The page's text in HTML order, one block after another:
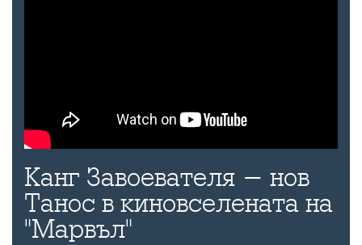
Канг Завоевателя - нов
Танос в киновселената на
"Марвъл"